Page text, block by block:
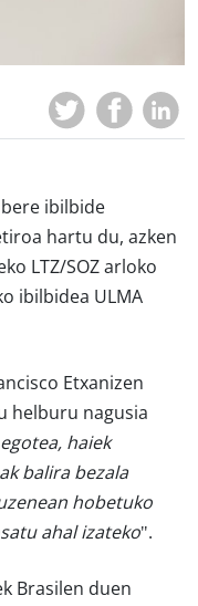
bere ibilbide
hartu du, azken
LTZ/SOZ arloko
ibilbidea ULMA
Etxanizen
helburu nagusia
haiek
balira bezala
hobetuko
ahal izateko".
Brasilen duen